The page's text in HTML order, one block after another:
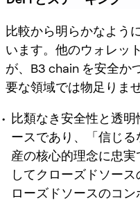
比較から明らかなよう
います。他のウォレッ
が、B3 chain を安全か
要な領域では物足りませ
比類なき安全性と透明
ースであり、「信じ
産の核心的理念に忠
してクローズドソー
ローズドソースのコ